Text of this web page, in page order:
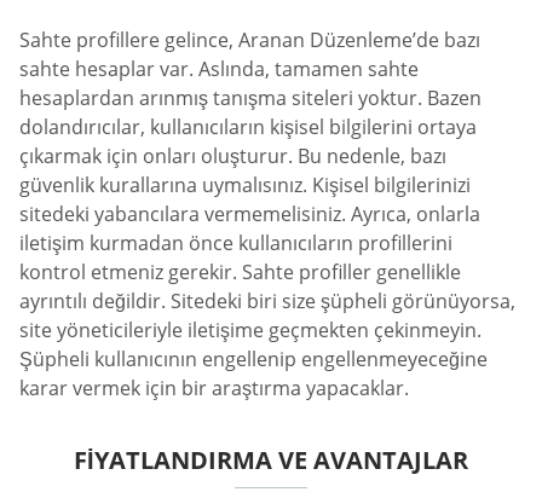
Sahte profillere gelince, Aranan Düzenleme’de bazı
sahte hesaplar var. Aslında, tamamen sahte
hesaplardan arınmış tanışma siteleri yoktur. Bazen
dolandırıcılar, kullanıcıların kişisel bilgilerini ortaya
çıkarmak için onları oluşturur. Bu nedenle, bazı
güvenlik kurallarına uymalısınız. Kişisel bilgilerinizi
sitedeki yabancılara vermemelisiniz. Ayrıca, onlarla
iletişim kurmadan önce kullanıcıların profillerini
kontrol etmeniz gerekir. Sahte profiller genellikle
ayrıntılı değildir. Sitedeki biri size şüpheli görünüyorsa,
site yöneticileriyle iletişime geçmekten çekinmeyin.
Şüpheli kullanıcının engellenip engellenmeyeceğine
karar vermek için bir araştırma yapacaklar.
FIYATLANDIRMA VE AVANTAJLAR